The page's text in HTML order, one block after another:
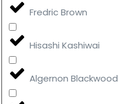
Fredric Brown
Hisashi Kashiwai
Algernon Blackwood